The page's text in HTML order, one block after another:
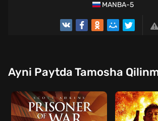
MANBA-5
Ayni Paytda Tamosha